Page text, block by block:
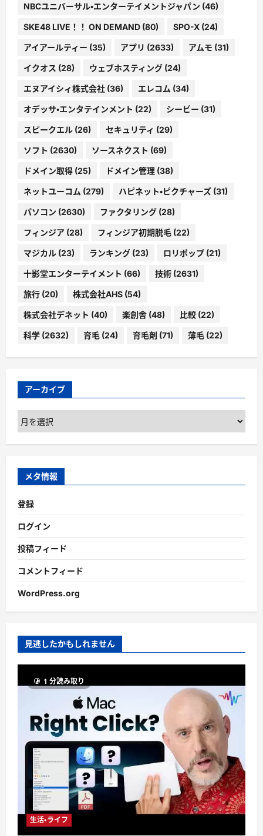
NBCユニバーサル・エンターテイメントジャパン (46)
SKE48 LIVE！！ ON DEMAND (80) SPO-X (24)
アイアールティー (35) アプリ (2633) アムモ (31)
イクオス (28) ウェブホスティング (24)
エヌアイシィ株式会社 (36) エレコム (34)
オデッサ・エンタテインメント (22) シービー (31)
スピークエル (26) セキュリティ (29)
ソフト (2630) ソースネクスト (69)
ドメイン取得 (25) ドメイン管理 (38)
ネットユーコム (279) ハピネット・ピクチャーズ (31)
パソコン (2630) ファクタリング (28)
フィンジア (28) フィンジア初期脱毛 (22)
マジカル (23) ランキング (23) ロリポップ (21)
十影堂エンターテイメント (66) 技術 (2631)
旅行 (20) 株式会社AHS (54)
株式会社デネット (40) 楽創舎 (48) 比較 (22)
科学 (2632) 育毛 (24) 育毛剤 (71) 薄毛 (22)
アーカイブ
ア
ー
カ
ブ
メタ情報
登録
ログイン
投稿フィード
コメントフィード
WordPress.org
見逃したかもしれません
1 分読み取り
生活・ライフ